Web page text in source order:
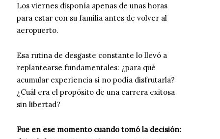
Los viernes disponía apenas de unas horas
para estar con su familia antes de volver al
aeropuerto.
Esa rutina de desgaste constante lo llevó a
replantearse fundamentales: ¿para qué
acumular experiencia si no podía disfrutarla?
¿Cuál era el propósito de una carrera exitosa
sin libertad?
Fue en ese momento cuando tomó la decisión: